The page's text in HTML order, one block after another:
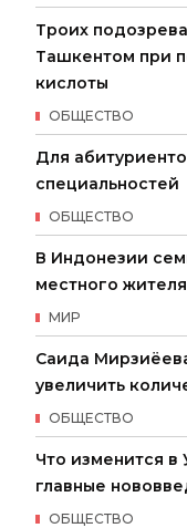
Троих
Ташкентом при
кислоты
ОБЩЕСТВО
Для
специальностей
ОБЩЕСТВО
В Индонезии
местного жителя
МИР
Саида
увеличить
ОБЩЕСТВО
Что изменится в
главные
ОБЩЕСТВО